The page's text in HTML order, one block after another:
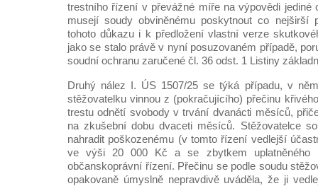
trestního řízení v převážné míře na výpovědi jediné
musejí soudy obviněnému poskytnout co nejširší
tohoto důkazu i k předložení vlastní verze
jako se stalo právě v nyní posuzovaném případě,
soudní ochranu zaručené čl. 36 odst. 1 Listiny
Druhý nález I. ÚS 1507/25 se týká případu, v
stěžovatelku vinnou z (pokračujícího) přečinu
trestu odnětí svobody v trvání dvanácti měsíců,
na zkušební dobu dvaceti měsíců. Stěžovatelce
nahradit poškozenému (v tomto řízení vedlejší
ve výši 20 000 Kč a se zbytkem uplatněného
občanskoprávní řízení. Přečinu se podle soudu
opakovaně úmyslně nepravdivě uváděla, že ji